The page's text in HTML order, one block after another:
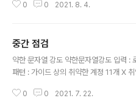
함께 사용할 수 있습니다. 파이썬은 다른
om 여기 코드 참고하던중에, lambda라
게되었다. 처음에는 파이썬 문법이 아닌
았는데 알고보니 파이썬에서도 쓰이는 함
수를 만들 수 있습니다. 람다함수의 장점
0 0 2021. 8. 4.
중간 점검
약한 문자열 강도 약한문자열강도 입력 :
패턴 : 가이드 상의 취약한 계정 11개 X
나라도 안되면 취약 import
0 0 2021. 7. 22.